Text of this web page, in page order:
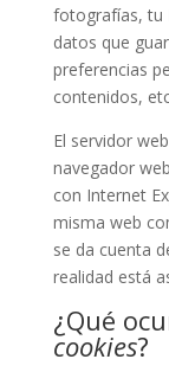
fotografías, tu
datos que
preferencias
contenidos,
El servidor
navegador
con Internet
misma web
se da cuenta
realidad está
¿Qué
cookies?